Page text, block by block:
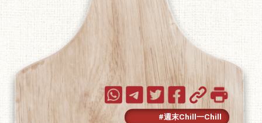
#週末Chill一Chill